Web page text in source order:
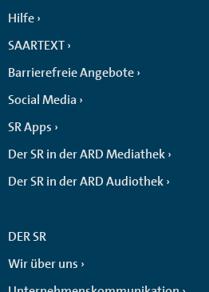
Hilfe
SAARTEXT
Barrierefreie Angebote
Social Media
SR Apps
Der SR in der ARD Mediathek
Der SR in der ARD Audiothek
DER SR
Wir über uns